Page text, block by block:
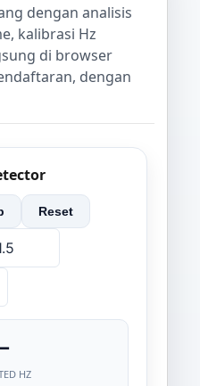
dengan analisis
kalibrasi Hz
di browser
dengan
Reset
HZ